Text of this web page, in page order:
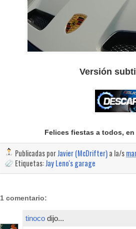
Versión
Felices fiestas a todos,
Publicadas porJavier (McDrifter)a la/s
Etiquetas:Jay Leno's garage
1 comentario:
tinoco dijo...